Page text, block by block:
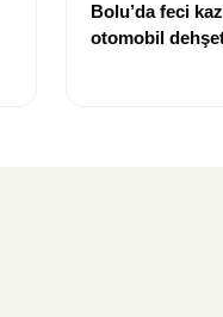
Bolu’da feci
otomobil